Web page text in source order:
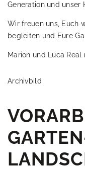
Generation und unser
Wir freuen uns, Euch
begleiten und Eure
Marion und Luca
Archivbild